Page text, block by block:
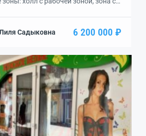
наличии:
автоматические
3 рабочих места: для
маникюра и педикюра, для
ресниц.Отдельная […]
Садыковна 6 200 000 ₽